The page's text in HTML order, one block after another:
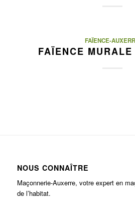
FAÏENCE-
FAÏENCE
NOUS CONNAÎTRE
Maçonnerie-Auxerre, votre expert en
de l’habitat.